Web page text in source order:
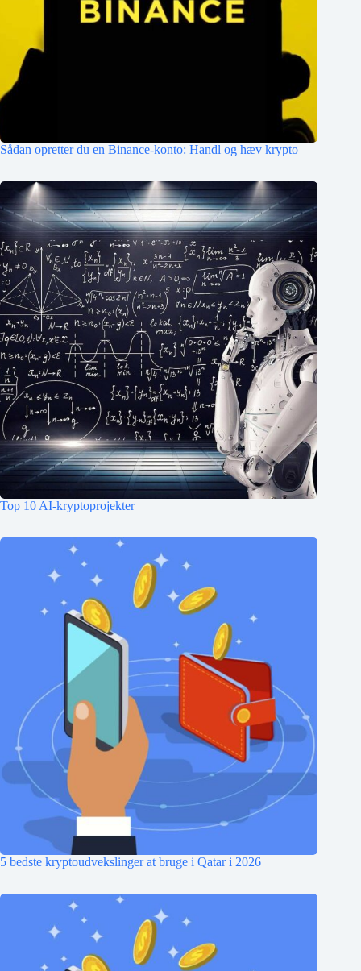
Sådan opretter du en Binance-konto: Handl og hæv krypto
Top 10 AI-kryptoprojekter
5 bedste kryptoudvekslinger at bruge i Qatar i 2026